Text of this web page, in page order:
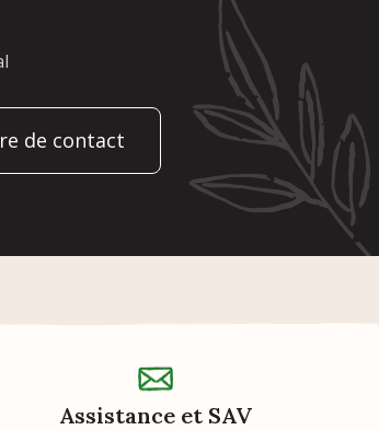
de contact
Assistance et SAV